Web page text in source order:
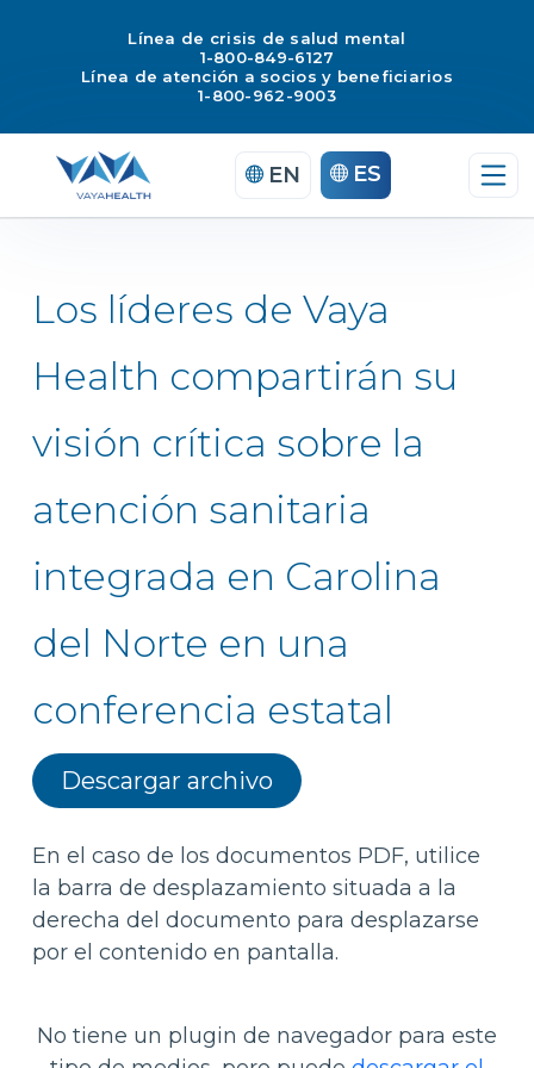
Línea de crisis de salud mental
1-800-849-6127
Línea de atención a socios y beneficiarios
1-800-962-9003
contenido
EN ES
Los líderes de Vaya
Health compartirán su
visión crítica sobre la
atención sanitaria
integrada en Carolina
del Norte en una
conferencia estatal
Descargar archivo
En el caso de los documentos PDF, utilice
la barra de desplazamiento situada a la
derecha del documento para desplazarse
por el contenido en pantalla.
No tiene un plugin de navegador para este